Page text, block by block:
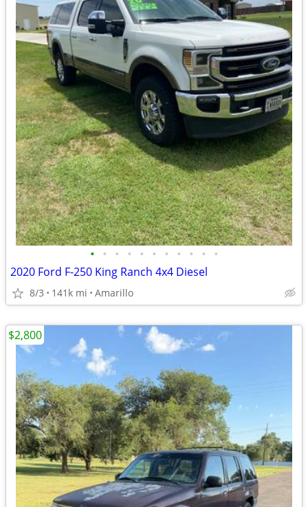
• • • • • • • • • • •
2020 Ford F-250 King Ranch 4x4 Diesel
8/3 141k mi Amarillo
$2,800